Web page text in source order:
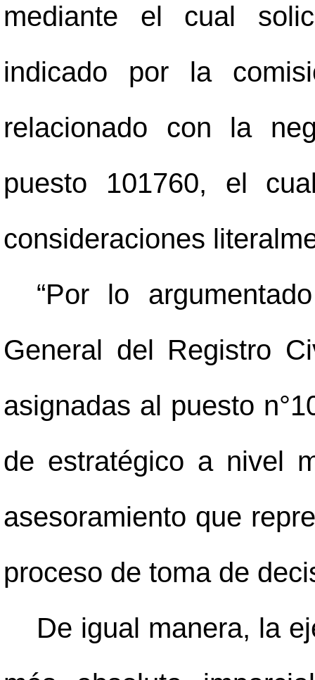
mediante el cual
indicado por la
relacionado con la
puesto 101760, el
consideraciones
“Por lo
General del Registro
asignadas al puesto
de estratégico a nivel
asesoramiento que
proceso de toma de
De igual manera, la